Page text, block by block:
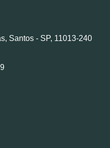
Santos - SP, 11013-240